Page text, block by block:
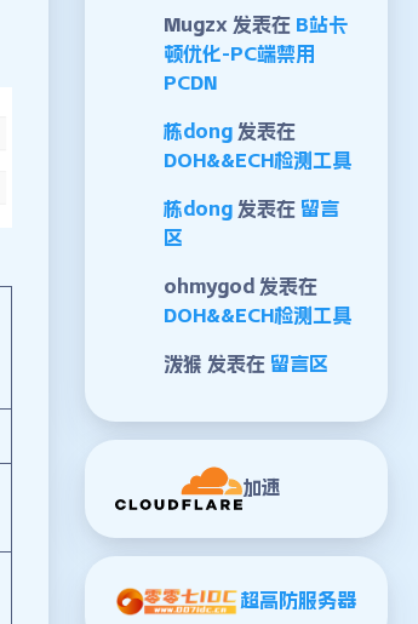
Mugzx 发表在 B站卡
顿优化-PC端禁用
PCDN
栋dong 发表在
DOH&&ECH检测工具
栋dong 发表在 留言
区
ohmygod 发表在
DOH&&ECH检测工具
泼猴 发表在 留言区
加速
超高防服务器